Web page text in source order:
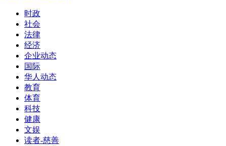
时政
社会
法律
经济
企业动态
国际
华人动态
教育
体育
科技
健康
文娱
读者-慈善